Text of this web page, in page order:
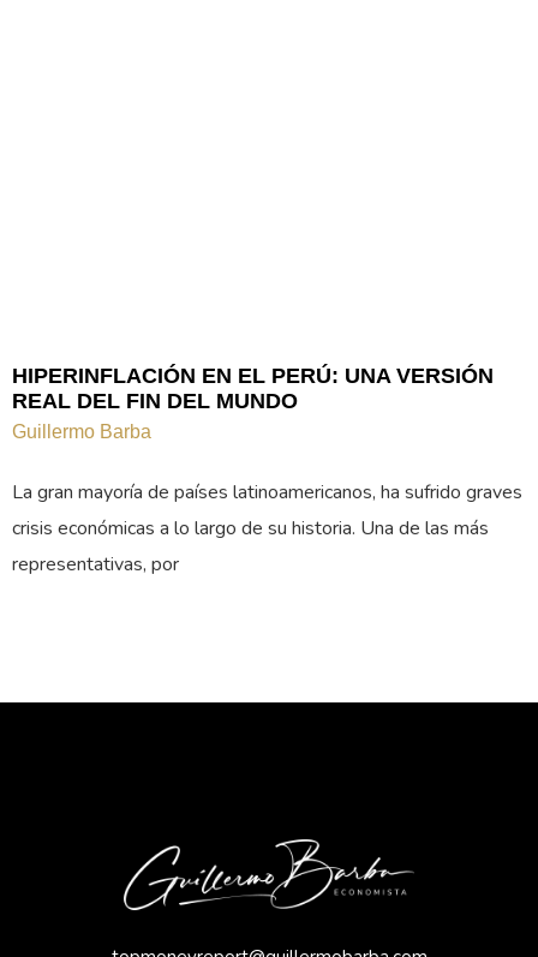
HIPERINFLACIÓN EN EL PERÚ: UNA VERSIÓN
REAL DEL FIN DEL MUNDO
Guillermo Barba
La gran mayoría de países latinoamericanos, ha sufrido graves
crisis económicas a lo largo de su historia. Una de las más
representativas, por